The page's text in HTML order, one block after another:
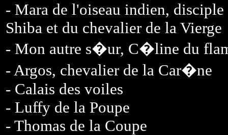
- Mara de l'oiseau indien,
Shiba et du chevalier de la Vierge
- Mon autre s�ur, C�line du
- Argos, chevalier de la Car�ne
- Calais des voiles
- Luffy de la Poupe
- Thomas de la Coupe